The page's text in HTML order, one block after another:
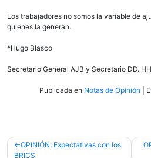
Los trabajadores no somos la variable de
quienes la generan.
*Hugo Blasco
Secretario General AJB y Secretario DD.
Publicada en Notas de Opinión
Navegación
OPINIÓN: Expectativas con los
BRICS